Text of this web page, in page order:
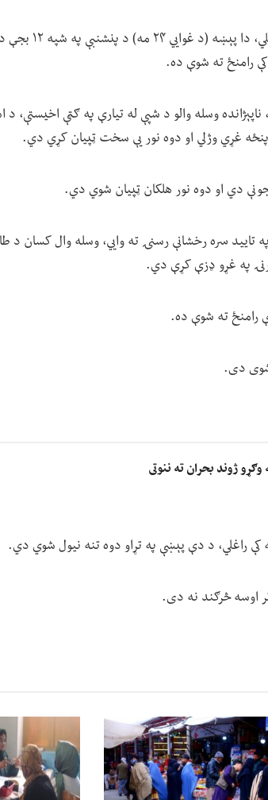
جوزجان کې د طالبانو
رامنځ ته شوې ده.
ناپېژانده وسله والو د شپې له تیارې په ګټې اخیستې،
غړي وژلي او دوه نور یې سخت ټپیان کړي دي.
دي او دوه نور هلکان ټپيان شوي دي.
سره رخشانې رسنۍ ته وايي، وسله وال کسان د
په غړو ډزې کړې دي.
رامنځ ته شوې ده.
شوی دی.
ژوند بحران ته ننوتی
کې راغلي، د دې پېښې په تړاو دوه تنه نیول شوي دي.
اوسه څرګند نه دی.